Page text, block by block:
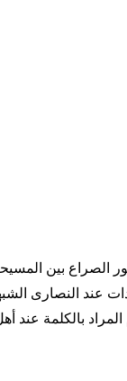
الصراع بين
عند النصارى
المراد بالكلمة